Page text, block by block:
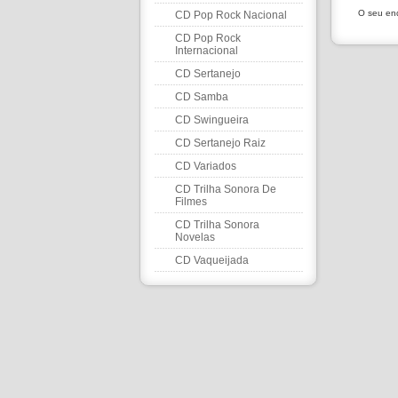
CD Pop Rock Nacional
CD Pop Rock
Internacional
CD Sertanejo
CD Samba
CD Swingueira
CD Sertanejo Raiz
CD Variados
CD Trilha Sonora De
Filmes
CD Trilha Sonora
Novelas
CD Vaqueijada
O seu